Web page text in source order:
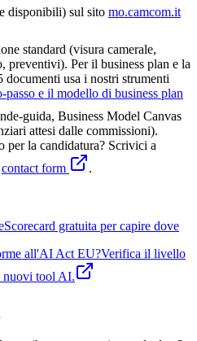
disponibili) sul sito mo.camcom.it
standard (visura camerale,
preventivi). Per il business plan e la
documenti usa i nostri strumenti
passo e il modello di business plan
guida, Business Model Canvas
attesi dalle commissioni).
per la candidatura? Scrivici a
contact form
.
Scorecard gratuita per capire dove
all'AI Act EU?Verifica il livello
nuovi tool AI.